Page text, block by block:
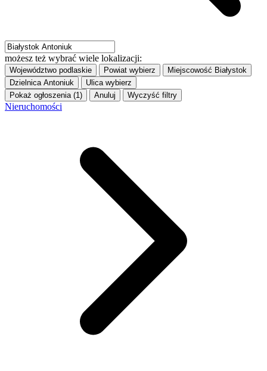
możesz też wybrać wiele lokalizacji:
Województwo podlaskie Powiat wybierz Miejscowość Białystok
Dzielnica Antoniuk Ulica wybierz
Pokaż ogłoszenia (1)
Anuluj Wyczyść filtry
Nieruchomości